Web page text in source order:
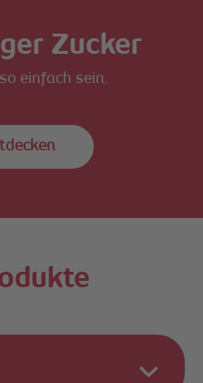
Zucker
einfach sein.